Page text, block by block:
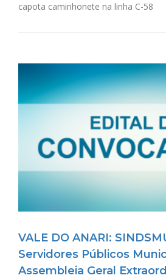
capota caminhonete na linha C-58
VALE DO ANARI:
Servidores Públicos
Assembleia Geral